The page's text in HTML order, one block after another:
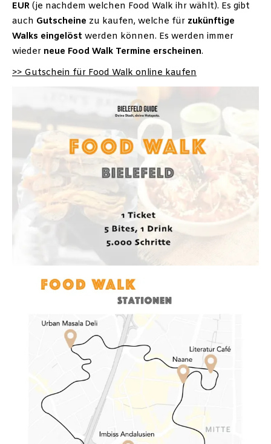
EUR (je nachdem welchen Food Walk ihr wählt). Es gibt
auch Gutscheine zu kaufen, welche für zukünftige
Walks eingelöst werden können. Es werden immer
wieder neue Food Walk Termine erscheinen.
>> Gutschein für Food Walk online kaufen